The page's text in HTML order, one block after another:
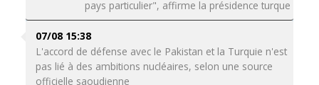
pays particulier", affirme la présidence turque
07/08 15:38
L'accord de défense avec le Pakistan et la Turquie n'est
pas lié à des ambitions nucléaires, selon une source
officielle saoudienne